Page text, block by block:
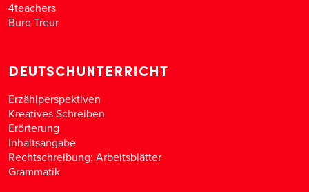
4teachers
Buro Treur
DEUTSCHUNTERRICHT
Erzählperspektiven
Kreatives Schreiben
Erörterung
Inhaltsangabe
Rechtschreibung: Arbeitsblätter
Grammatik